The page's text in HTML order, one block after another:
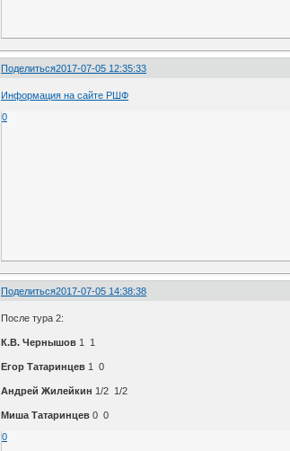
Поделиться2017-07-05 12:35:33
Информация на сайте РШФ
0
Поделиться2017-07-05 14:38:38
После тура 2:
К.В. Чернышов 1 1
Егор Татаринцев 1 0
Андрей Жилейкин 1/2 1/2
Миша Татаринцев 0 0
0